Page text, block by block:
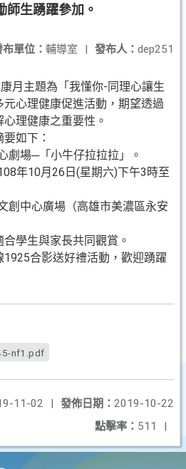
師生踴躍參加。
發布人： dep251
布單位： 輔導室 |
月主題為「我懂你-同理心讓生
心理健康促進活動，期望透過
理健康之重要性。
如下：
場─「小牛仔拉拉拉」。
年10月26日(星期六)下午3時至
中心廣場（高雄市美濃區永安
學生與家長共同觀賞。
合影送好禮活動，歡迎踴躍
nf1.pdf
發佈日期： 2019-10-22
11-02
|
點擊率： 511 |